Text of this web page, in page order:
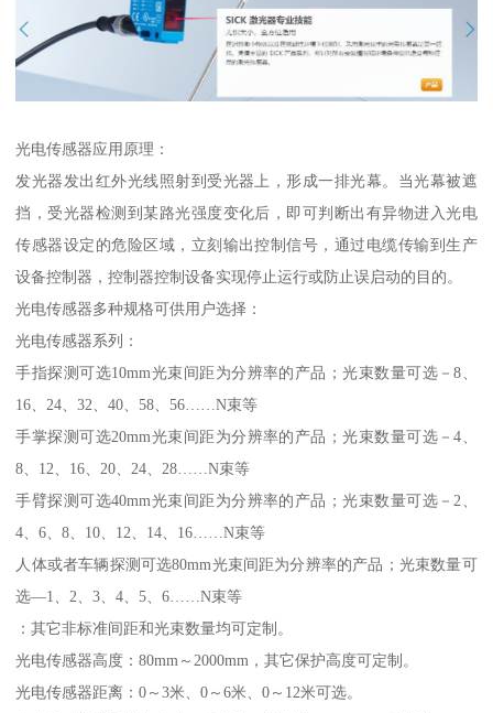
光电传感器应用原理：
发光器发出红外光线照射到受光器上，形成一排光幕。当光幕被遮
挡，受光器检测到某路光强度变化后，即可判断出有异物进入光电
传感器设定的危险区域，立刻输出控制信号，通过电缆传输到生产
设备控制器，控制器控制设备实现停止运行或防止误启动的目的。
光电传感器多种规格可供用户选择：
光电传感器系列：
手指探测可选10mm光束间距为分辨率的产品；光束数量可选－8、
16、24、32、40、58、56……N束等
手掌探测可选20mm光束间距为分辨率的产品；光束数量可选－4、
8、12、16、20、24、28……N束等
手臂探测可选40mm光束间距为分辨率的产品；光束数量可选－2、
4、6、8、10、12、14、16……N束等
人体或者车辆探测可选80mm光束间距为分辨率的产品；光束数量可
选—1、2、3、4、5、6……N束等
：其它非标准间距和光束数量均可定制。
光电传感器高度：80mm～2000mm，其它保护高度可定制。
光电传感器距离：0～3米、0～6米、0～12米可选。